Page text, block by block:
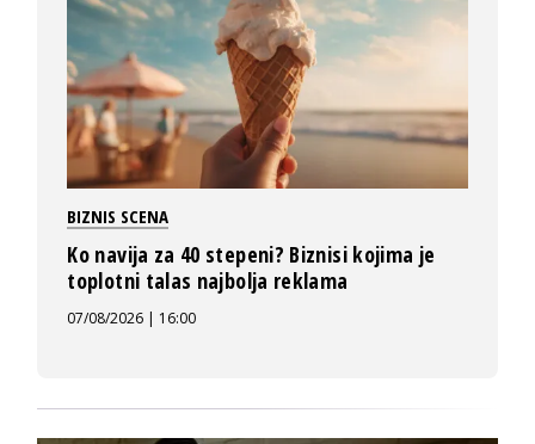
BIZNIS SCENA
Ko navija za 40 stepeni? Biznisi kojima je
toplotni talas najbolja reklama
07/08/2026 | 16:00